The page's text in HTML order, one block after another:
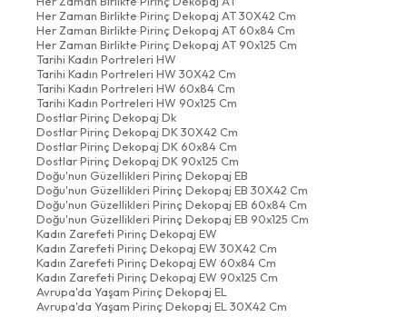
Her Zaman Birlikte Pirinç Dekopaj AT 30X42 Cm
Her Zaman Birlikte Pirinç Dekopaj AT 60x84 Cm
Her Zaman Birlikte Pirinç Dekopaj AT 90x125 Cm
Tarihi Kadın Portreleri HW
Tarihi Kadın Portreleri HW 30X42 Cm
Tarihi Kadın Portreleri HW 60x84 Cm
Tarihi Kadın Portreleri HW 90x125 Cm
Dostlar Pirinç Dekopaj Dk
Dostlar Pirinç Dekopaj DK 30X42 Cm
Dostlar Pirinç Dekopaj DK 60x84 Cm
Dostlar Pirinç Dekopaj DK 90x125 Cm
Doğu'nun Güzellikleri Pirinç Dekopaj EB
Doğu'nun Güzellikleri Pirinç Dekopaj EB 30X42 Cm
Doğu'nun Güzellikleri Pirinç Dekopaj EB 60x84 Cm
Doğu'nun Güzellikleri Pirinç Dekopaj EB 90x125 Cm
Kadın Zarefeti Pirinç Dekopaj EW
Kadın Zarefeti Pirinç Dekopaj EW 30X42 Cm
Kadın Zarefeti Pirinç Dekopaj EW 60x84 Cm
Kadın Zarefeti Pirinç Dekopaj EW 90x125 Cm
Avrupa'da Yaşam Pirinç Dekopaj EL
Avrupa'da Yaşam Pirinç Dekopaj EL 30X42 Cm